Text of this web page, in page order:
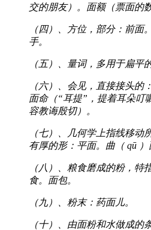
交的朋友）。面额（票面的
（四）、方位，部分：前面
手。
（五）、量词，多用于扁平
（六）、会见，直接接头的
面命（“耳提”，提着耳朵叮
容教诲殷切）。
（七）、几何学上指线移动
有厚的形：平面。曲（ qū ）
（八）、粮食磨成的粉，特
食。面包。
（九）、粉末：药面儿。
（十）、由面粉和水做成的